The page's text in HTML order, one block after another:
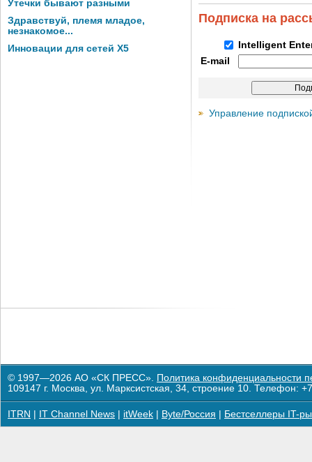
Утечки бывают разными
Здравствуй, племя младое,
незнакомое...
Инновации для сетей X5
Подписка на
Intelligent
E-mail
Управление
© 1997—2026 АО «СК ПРЕСС». Политика конфиденциальности
109147 г. Москва, ул. Марксистская, 34, строение 10. Телефон:
ITRN IT Channel News itWeek Byte/Россия Бестселлеры IT-